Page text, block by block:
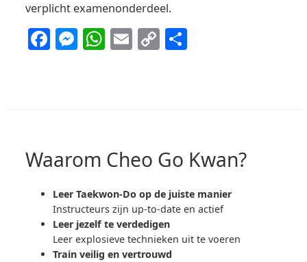
verplicht examenonderdeel.
Facebook
Messenger
WhatsApp
Email
CopyDelen
Waarom Cheo Go Kwan?
Leer Taekwon-Do op de juiste manier
Instructeurs zijn up-to-date en actief
Leer jezelf te verdedigen
Leer explosieve technieken uit te voeren
Train veilig en vertrouwd